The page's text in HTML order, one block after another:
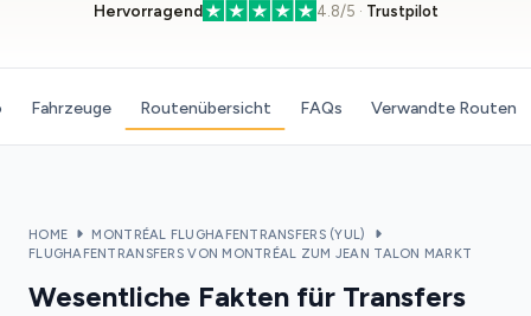
Hervorragend 4.8/5 · Trustpilot
Fahrzeuge Routenübersicht FAQs Verwandte Routen
HOME
MONTRÉAL FLUGHAFENTRANSFERS (YUL)
FLUGHAFENTRANSFERS VON MONTRÉAL ZUM JEAN TALON MARKT
Wesentliche Fakten für Transfers